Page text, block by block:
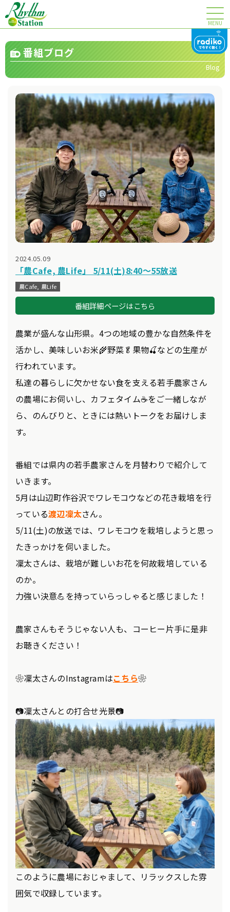
MENU
番組ブログ
Blog
2024.05.09
「農Cafe, 農Life」 5/11(土)8:40～55放送
農Cafe, 農Life
番組詳細ページはこちら
農業が盛んな山形県。4つの地域の豊かな自然条件を
活かし、美味しいお米🌾野菜🥬果物🍒などの生産が
行われています。
私達の暮らしに欠かせない食を支える若手農家さん
の農場にお伺いし、カフェタイム☕をご一緒しなが
ら、のんびりと、ときには熱いトークをお届けしま
す。
番組では県内の若手農家さんを月替わりで紹介して
いきます。
5月は山辺町作谷沢でワレモコウなどの花き栽培を行
っている渡辺凜太さん。
5/11(土)の放送では、ワレモコウを栽培しようと思っ
たきっかけを伺いました。
凜太さんは、栽培が難しいお花を何故栽培している
のか。
力強い決意💪を持っていらっしゃると感じました！
農家さんもそうじゃない人も、コーヒー片手に是非
お聴きください！
❀凜太さんのInstagramはこちら❀
📷凜太さんとの打合せ光景📷
このように農場におじゃまして、リラックスした雰
囲気で収録しています。